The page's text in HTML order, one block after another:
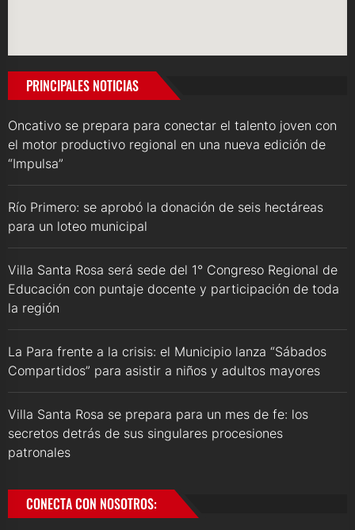
PRINCIPALES NOTICIAS
Oncativo se prepara para conectar el talento joven con
el motor productivo regional en una nueva edición de
“Impulsa”
Río Primero: se aprobó la donación de seis hectáreas
para un loteo municipal
Villa Santa Rosa será sede del 1° Congreso Regional de
Educación con puntaje docente y participación de toda
la región
La Para frente a la crisis: el Municipio lanza “Sábados
Compartidos” para asistir a niños y adultos mayores
Villa Santa Rosa se prepara para un mes de fe: los
secretos detrás de sus singulares procesiones
patronales
CONECTA CON NOSOTROS: